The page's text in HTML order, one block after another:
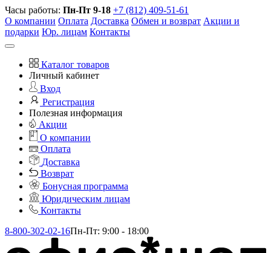
Часы работы: Пн-Пт 9-18 +7 (812) 409-51-61
О компании Оплата Доставка Обмен и возврат Акции и
подарки Юр. лицам Контакты
Каталог товаров
Личный кабинет
Вход
Регистрация
Полезная информация
Акции
О компании
Оплата
Доставка
Возврат
Бонусная программа
Юридическим лицам
Контакты
8-800-302-02-16Пн-Пт: 9:00 - 18:00